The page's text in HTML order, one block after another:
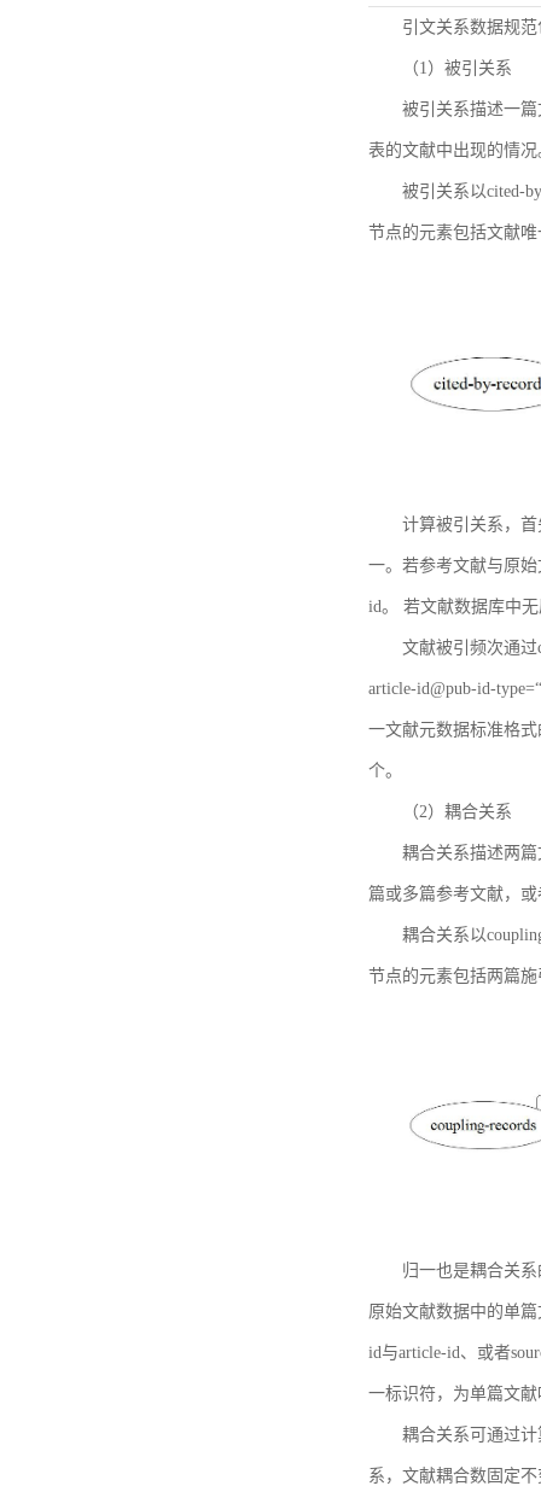
引文关系数据规
（1）被引关系
被引关系描述一
表的文献中出现的情况
被引关系以cited-
节点的元素包括文献
计算被引关系，
一。若参考文献与原
id。 若文献数据库中
文献被引频次通
article-id@pub-id-
一文献元数据标准格
个。
（2）耦合关系
耦合关系描述两
篇或多篇参考文献，
耦合关系以
节点的元素包括两篇
归一也是耦合关
原始文献数据中的单篇
id与article-id、或者
一标识符，为单篇文
耦合关系可通过
系，文献耦合数固定不